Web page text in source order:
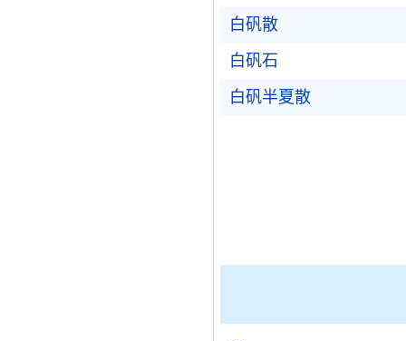
白矾散
白矾石
白矾半夏散